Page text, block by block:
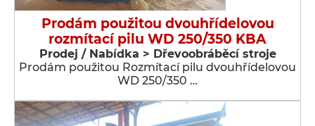
Prodám použitou dvouhřídelovou
rozmítací pilu WD 250/350 KBA
Prodej / Nabídka > Dřevoobráběcí stroje
Prodám použitou Rozmítací pilu dvouhřídelovou
WD 250/350 …